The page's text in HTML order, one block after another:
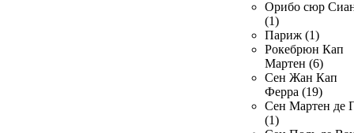
Орибо сюр
(1)
Париж (1)
Рокебрюн Кап
Мартен (6)
Сен Жан Кап
Ферра (19)
Сен Мартен де
(1)